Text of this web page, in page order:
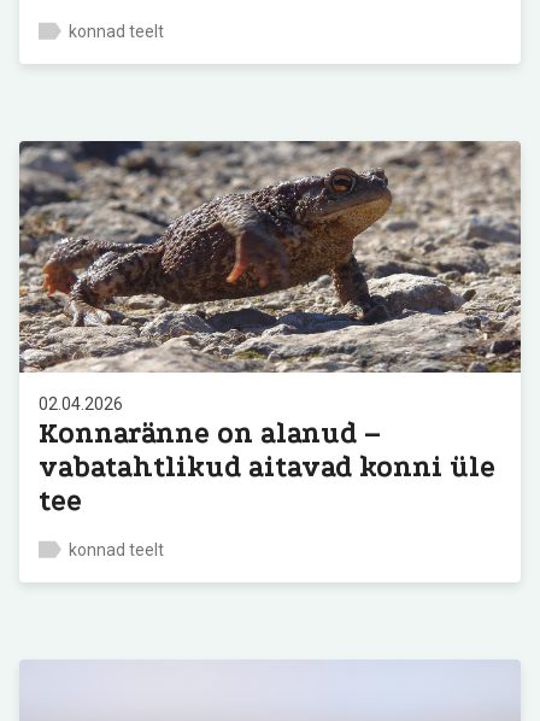
konnad teelt
02.04.2026
Konnaränne on alanud –
vabatahtlikud aitavad konni üle
tee
konnad teelt